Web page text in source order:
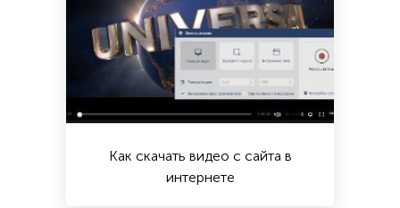
Как скачать видео с сайта в
интернете